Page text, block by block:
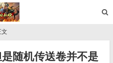
文
随机传送卷并不是